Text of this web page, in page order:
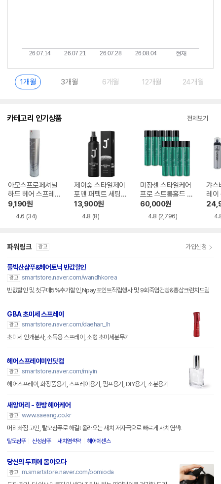
1개월 3개월 6개월 12개월 24개월
카테고리 인기상품 전체보기
아모스프로페셔널
하드 헤어 스프레이
300ml
9,190원
4.6 (34)
제이숲 스타일제이
포맨 퍼펙트 세팅
헤어스프레이 200
13,900원
4.8 (8)
미쟝센 스타일케어
프로 스트롱홀드 헤
어스프레이 300ml
60,000원
4.8 (2,796)
갸스
레이
ml
파워링크 광고 가입신청
풀빅산샴푸&헤어토닉 반값할인
광고 smartstore.naver.com/wandhkorea
반값할인 및 첫구매5%추가할인,Npay포인트적립행사 및 9회죽염건빵&홍삼크런치드림
GBA 초미세 스프레이
광고 smartstore.naver.com/daehan_lh
초미세 안개분사, 소독용 스프레이, 소형 초미세분무기
헤어스프레이미인닷컴
광고 smartstore.naver.com/miyin
헤어스프레이, 화장품용기, 스프레이용기, 펌프용기, DIY용기, 소분용기
새앙머리 - 한방 헤어케어
광고 www.saeang.co.kr
머리빠짐 고민, 탈모샴푸로 해결! 올라오는 새치 저자극으로 빠르게 새치염색!
탈모샴푸 산성샴푸 새치염색약 헤어에센스
당신의 두피에 봄이오다
광고
m.smartstore.naver.com/bomioda